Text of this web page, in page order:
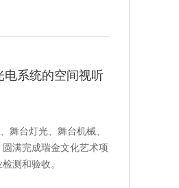
电系统的空间视听
舞台灯光、舞台机械、
满完成瑞金文化艺术项
测和验收。